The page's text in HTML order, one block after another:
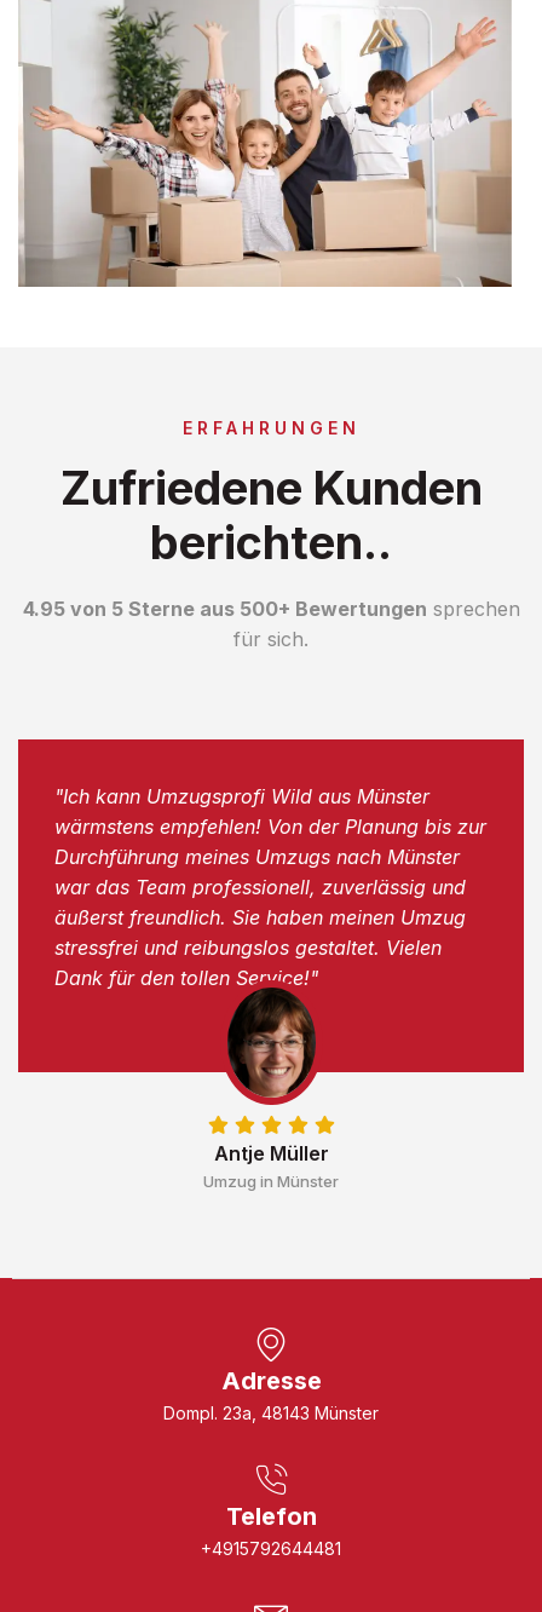
ERFAHRUNGEN
Zufriedene Kunden
berichten..
4.95 von 5 Sterne aus 500+ Bewertungen sprechen
für sich.
Antje Müller
Umzug in Münster
"Ich kann Umzugsprofi Wild aus Münster
wärmstens empfehlen! Von der Planung bis zur
Durchführung meines Umzugs nach Münster
war das Team professionell, zuverlässig und
äußerst freundlich. Sie haben meinen Umzug
stressfrei und reibungslos gestaltet. Vielen
Dank für den tollen Service!"
Adresse
Dompl. 23a, 48143 Münster
Telefon
+4915792644481